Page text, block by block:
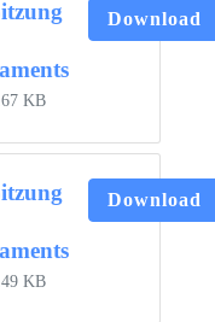
KB
Download
KB
Download